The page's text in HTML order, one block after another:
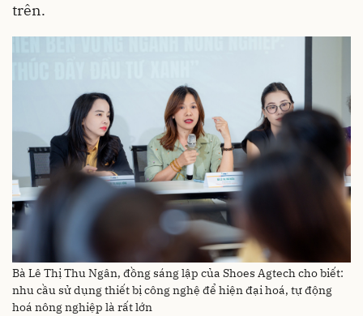
trên.
Bà Lê Thị Thu Ngân, đồng sáng lập của Shoes Agtech cho biết:
nhu cầu sử dụng thiết bị công nghệ để hiện đại hoá, tự động
hoá nông nghiệp là rất lớn